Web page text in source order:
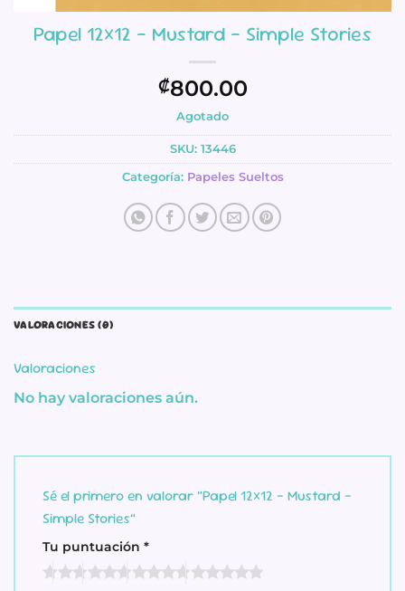
Papel 12×12 – Mustard – Simple Stories
₡800.00
Agotado
SKU: 13446
Categoría: Papeles Sueltos
VALORACIONES (0)
Valoraciones
No hay valoraciones aún.
Sé el primero en valorar “Papel 12×12 – Mustard –
Simple Stories”
Tu puntuación *